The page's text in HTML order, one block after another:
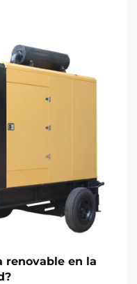
renovable en la